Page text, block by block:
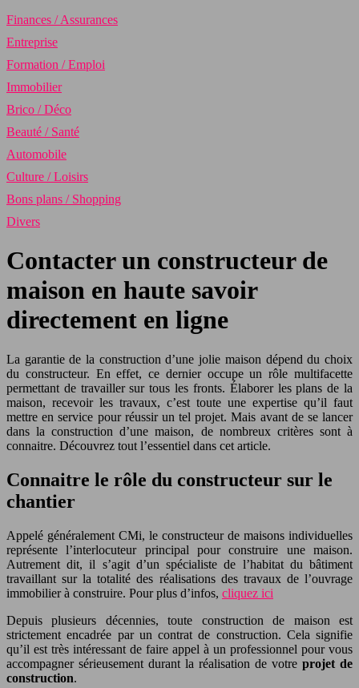
Finances / Assurances
Entreprise
Formation / Emploi
Immobilier
Brico / Déco
Beauté / Santé
Automobile
Culture / Loisirs
Bons plans / Shopping
Divers
Contacter un constructeur de
maison en haute savoir
directement en ligne
La garantie de la construction d’une jolie maison dépend du choix
du constructeur. En effet, ce dernier occupe un rôle multifacette
permettant de travailler sur tous les fronts. Élaborer les plans de la
maison, recevoir les travaux, c’est toute une expertise qu’il faut
mettre en service pour réussir un tel projet. Mais avant de se lancer
dans la construction d’une maison, de nombreux critères sont à
connaitre. Découvrez tout l’essentiel dans cet article.
Connaitre le rôle du constructeur sur le
chantier
Appelé généralement CMi, le constructeur de maisons individuelles
représente l’interlocuteur principal pour construire une maison.
Autrement dit, il s’agit d’un spécialiste de l’habitat du bâtiment
travaillant sur la totalité des réalisations des travaux de l’ouvrage
immobilier à construire. Pour plus d’infos, cliquez ici
Depuis plusieurs décennies, toute construction de maison est
strictement encadrée par un contrat de construction. Cela signifie
qu’il est très intéressant de faire appel à un professionnel pour vous
accompagner sérieusement durant la réalisation de votre projet de
construction.